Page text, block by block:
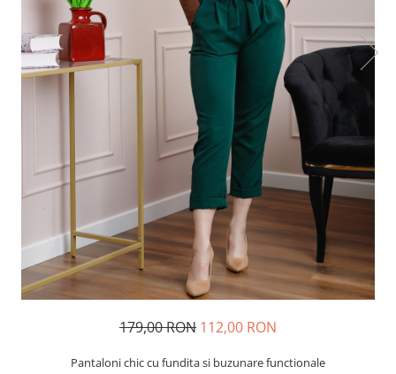
179,00 RON 112,00 RON
Pantaloni chic cu fundita si buzunare functionale